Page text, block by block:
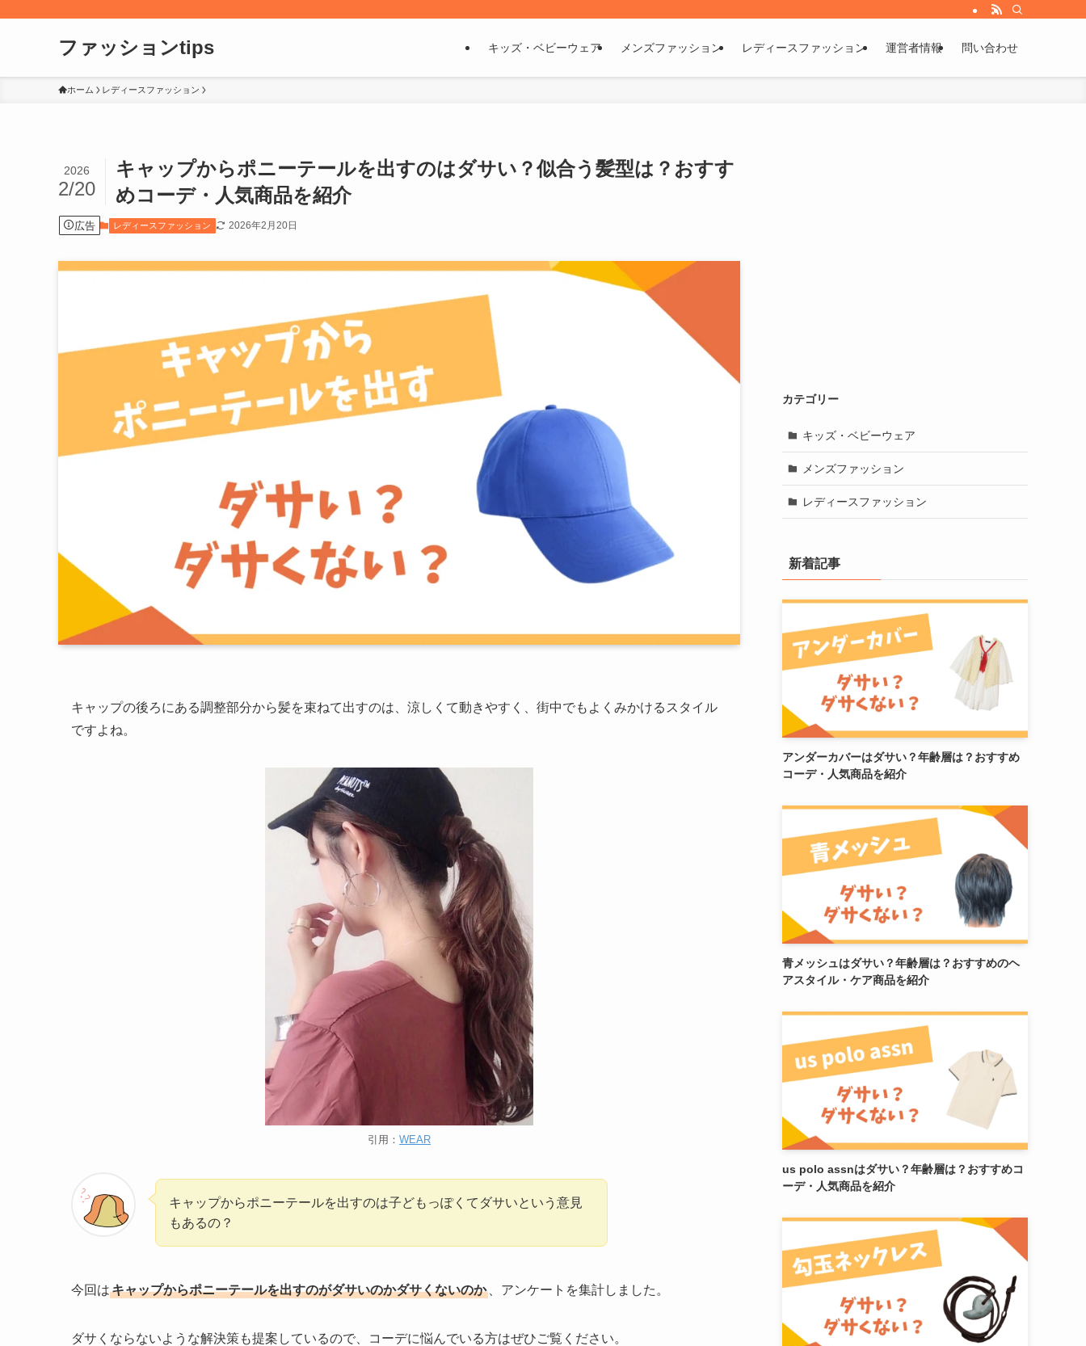
ファッションtips キッズ・ベビーウェア メンズファッション レディースファッション 運営者情報 問い合わせ
ホーム レディースファッション
キャップからポニーテールを出すのはダサい？似合う髪型は？おすす
めコーデ・人気商品を紹介
2026
2/20
広告 レディースファッション 2026年2月20日
キャップの後ろにある調整部分から髪を束ねて出すのは、涼しくて動きやすく、街中でもよくみかけるスタイル
ですよね。
引用： WEAR
キャップからポニーテールを出すのは子どもっぽくてダサいという意見
もあるの？
今回はキャップからポニーテールを出すのがダサいのかダサくないのか 、アンケートを集計しました。
ダサくならないような解決策も提案しているので、コーデに悩んでいる方はぜひご覧ください。
カテゴリー
キッズ・ベビーウェア
メンズファッション
レディースファッション
新着記事
アンダーカバーはダサい？年齢層は？おすすめ
コーデ・人気商品を紹介
青メッシュはダサい？年齢層は？おすすめのヘ
アスタイル・ケア商品を紹介
us polo assnはダサい？年齢層は？おすすめコ
ーデ・人気商品を紹介